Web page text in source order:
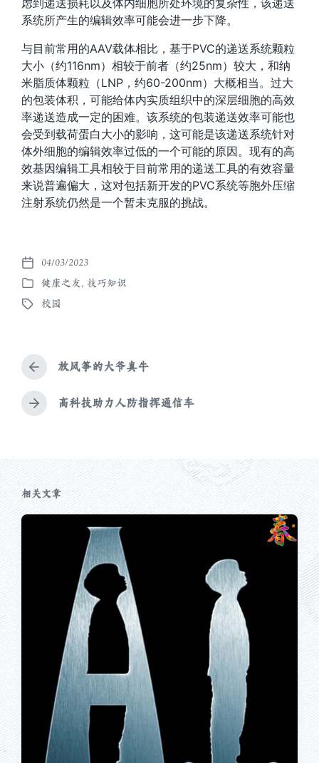
虑到递送损耗以及体内细胞所处环境的复杂性，该递送
系统所产生的编辑效率可能会进一步下降。
与目前常用的AAV载体相比，基于PVC的递送系统颗粒
大小（约116nm）相较于前者（约25nm）较大，和纳
米脂质体颗粒（LNP，约60-200nm）大概相当。过大
的包装体积，可能给体内实质组织中的深层细胞的高效
率递送造成一定的困难。该系统的包装递送效率可能也
会受到载荷蛋白大小的影响，这可能是该递送系统针对
体外细胞的编辑效率过低的一个可能的原因。现有的高
效基因编辑工具相较于目前常用的递送工具的有效容量
来说普遍偏大，这对包括新开发的PVC系统等胞外压缩
注射系统仍然是一个暂未克服的挑战。
发
布
日
期
04/03/2023
发
布
健康之友, 技巧知识
标
校园
上
篇
文
章
放风筝的大爷真牛
下
：
高科技助力人防指挥通信车
相关文章